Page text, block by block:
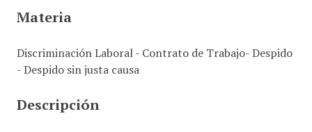
Materia
Discriminación Laboral - Contrato de Trabajo- Despido
- Despido sin justa causa
Descripción